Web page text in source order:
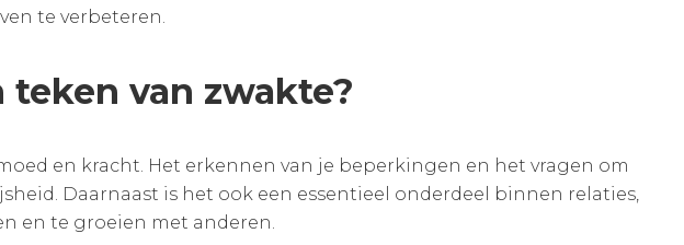
te verbeteren.
teken van zwakte?
en kracht. Het erkennen van je beperkingen en het vragen om
Daarnaast is het ook een essentieel onderdeel binnen relaties,
en te groeien met anderen.